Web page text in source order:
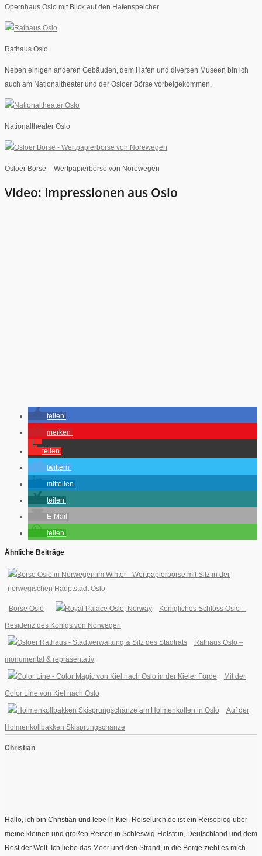
Opernhaus Oslo mit Blick auf den Hafenspeicher
Rathaus Oslo
Neben einigen anderen Gebäuden, dem Hafen und diversen Museen bin ich
auch am Nationaltheater und der Osloer Börse vorbeigekommen.
Nationaltheater Oslo
Osloer Börse – Wertpapierbörse von Norewegen
Video: Impressionen aus Oslo
teilen
merken
teilen
twittern
mitteilen
teilen
E-Mail
teilen
Ähnliche Beiträge
Börse Oslo Königliches Schloss Oslo –
Residenz des Königs von Norwegen
Rathaus Oslo –
monumental & repräsentativ
Mit der
Color Line von Kiel nach Oslo
Auf der
Holmenkollbakken Skisprungschanze
Christian
Hallo, ich bin Christian und lebe in Kiel. Reiselurch.de ist ein Reiseblog über
meine kleinen und großen Reisen in Schleswig-Holstein, Deutschland und dem
Rest der Welt. Ich liebe das Meer und den Strand, in die Berge zieht es mich